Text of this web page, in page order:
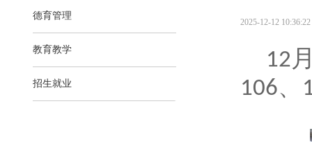
德育管理
教育教学
招生就业
2025-12-12 10:36:22
12
106、